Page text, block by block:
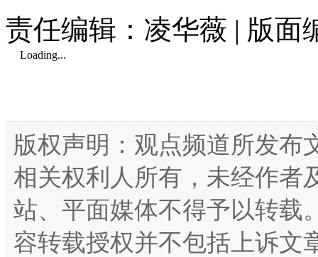
责任编辑：凌华薇 | 版面
Loading...
版权声明：观点频道所发布
相关权利人所有，未经作者
站、平面媒体不得予以转载
容转载授权并不包括上诉文